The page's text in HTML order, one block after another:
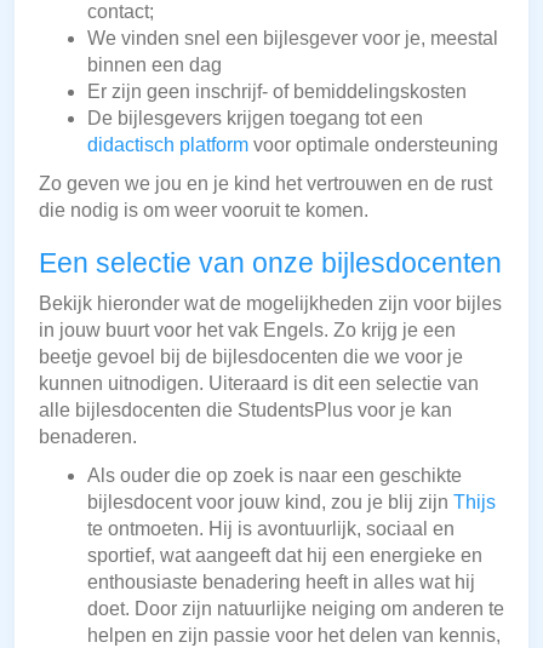
contact;
We vinden snel een bijlesgever voor je, meestal
binnen een dag
Er zijn geen inschrijf- of bemiddelingskosten
De bijlesgevers krijgen toegang tot een
didactisch platform voor optimale ondersteuning
Zo geven we jou en je kind het vertrouwen en de rust
die nodig is om weer vooruit te komen.
Een selectie van onze bijlesdocenten
Bekijk hieronder wat de mogelijkheden zijn voor bijles
in jouw buurt voor het vak Engels. Zo krijg je een
beetje gevoel bij de bijlesdocenten die we voor je
kunnen uitnodigen. Uiteraard is dit een selectie van
alle bijlesdocenten die StudentsPlus voor je kan
benaderen.
Als ouder die op zoek is naar een geschikte
bijlesdocent voor jouw kind, zou je blij zijn Thijs
te ontmoeten. Hij is avontuurlijk, sociaal en
sportief, wat aangeeft dat hij een energieke en
enthousiaste benadering heeft in alles wat hij
doet. Door zijn natuurlijke neiging om anderen te
helpen en zijn passie voor het delen van kennis,